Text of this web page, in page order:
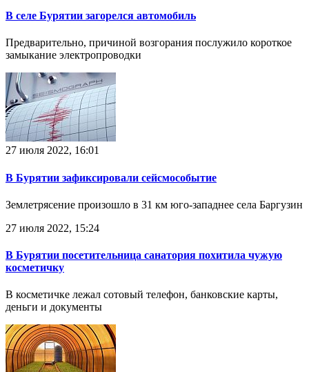
В селе Бурятии загорелся автомобиль
Предварительно, причиной возгорания послужило короткое
замыкание электропроводки
27 июля 2022, 16:01
В Бурятии зафиксировали сейсмособытие
Землетрясение произошло в 31 км юго-западнее села Баргузин
27 июля 2022, 15:24
В Бурятии посетительница санатория похитила чужую
косметичку
В косметичке лежал сотовый телефон, банковские карты,
деньги и документы